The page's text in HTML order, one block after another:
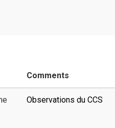
Comments
Observations du CCS